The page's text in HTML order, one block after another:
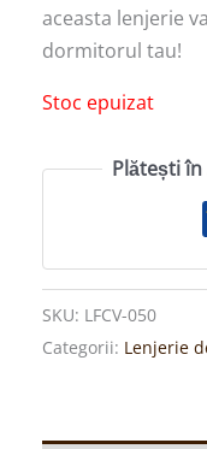
aceasta lenjerie
dormitorul tau!
Stoc epuizat
Plătești
SKU: LFCV-050
Categorii: Lenjerie